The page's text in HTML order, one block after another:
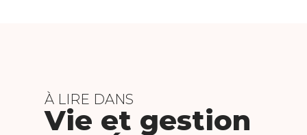
À LIRE DANS
Vie et gestion